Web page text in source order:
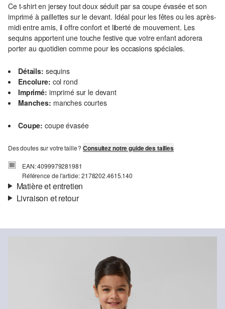
Ce t-shirt en jersey tout doux séduit par sa coupe évasée et son
imprimé à paillettes sur le devant. Idéal pour les fêtes ou les après-
midi entre amis, il offre confort et liberté de mouvement. Les
sequins apportent une touche festive que votre enfant adorera
porter au quotidien comme pour les occasions spéciales.
Détails: sequins
Encolure: col rond
Imprimé: imprimé sur le devant
Manches: manches courtes
Coupe: coupe évasée
Des doutes sur votre taille ?Consultez notre guide des tailles
EAN: 4099979281981
Référence de l'article: 2178202.4615.140
Matière et entretien
Matière: Coton
Livraison et retour
Ta commande sera expédiée par SwissPost dans un délai de 4 à 5
Tu peux nous renvoyer tes articles gratuitement dans un délai de